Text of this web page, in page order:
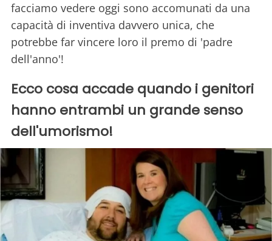
facciamo vedere oggi sono accomunati da una
capacità di inventiva davvero unica, che
potrebbe far vincere loro il premo di 'padre
dell'anno'!
Ecco cosa accade quando i genitori
hanno entrambi un grande senso
dell'umorismo!